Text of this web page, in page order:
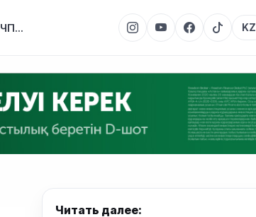
ЧП... KZ
Читать далее: